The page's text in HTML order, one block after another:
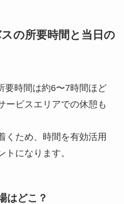
の所要時間と当日の
要時間は約6〜7時間ほど
ービスエリアでの休憩も
くため、時間を有効活用
トになります。
はどこ？